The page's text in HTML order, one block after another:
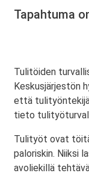
Tapahtuma
Tulitöiden
Keskusjärjestön
että
tieto
Tulityöt ovat
paloriskin. Niiksi
avoliekillä